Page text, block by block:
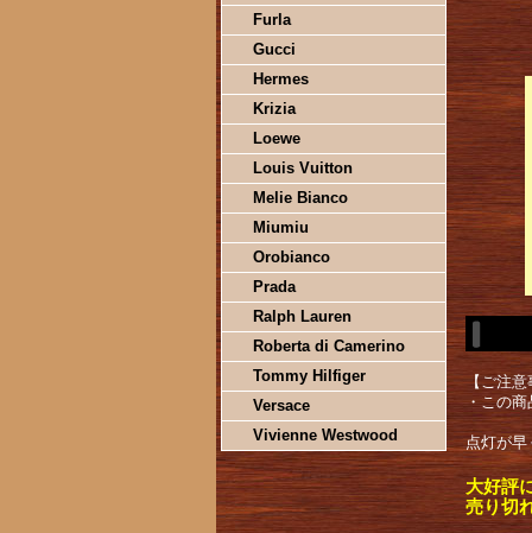
Furla
Gucci
Hermes
Krizia
Loewe
Louis Vuitton
Melie Bianco
Miumiu
Orobianco
Prada
Ralph Lauren
Roberta di Camerino
Tommy Hilfiger
Versace
Vivienne Westwood
【ご注意
・この商
点灯が早
大好評
売り切